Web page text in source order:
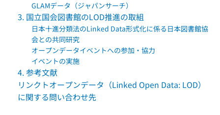
GLAMデータ（ジャパンサーチ）
3. 国立国会図書館のLOD推進の取組
日本十進分類法のLinked Data形式化に係る日本図書館協
会との共同研究
オープンデータイベントへの参加・協力
イベントの実施
4. 参考文献
リンクトオープンデータ（Linked Open Data: LOD）
に関する問い合わせ先